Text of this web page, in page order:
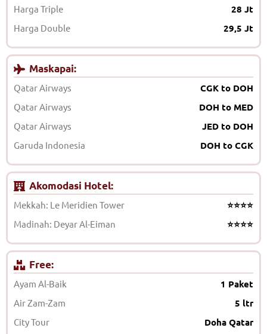
Harga Triple 28 Jt
Harga Double 29,5 Jt
Maskapai:
Qatar Airways CGK to DOH
Qatar Airways DOH to MED
Qatar Airways JED to DOH
Garuda Indonesia DOH to CGK
Akomodasi Hotel:
Mekkah: Le Meridien Tower ⭐⭐⭐⭐
Madinah: Deyar Al-Eiman ⭐⭐⭐⭐
Free:
Ayam Al-Baik 1 Paket
Air Zam-Zam 5 ltr
City Tour Doha Qatar